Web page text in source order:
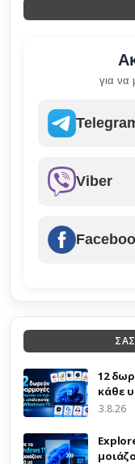
για να
Viber
12
κάθε
3.8.26